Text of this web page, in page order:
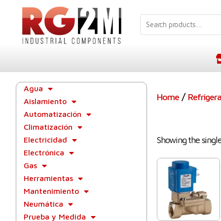
Agua
Aislamiento
Automatización
Climatización
Electricidad
Electrónica
Gas
Herramientas
Mantenimiento
Neumática
Prueba y Medida
Home /
Showing the